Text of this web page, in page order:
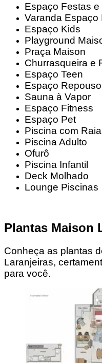
Espaço Festas e
Varanda Espaço
Espaço Kids
Playground
Praça Maison
Churrasqueira e
Espaço Teen
Espaço Repouso
Sauna à Vapor
Espaço Fitness
Espaço Pet
Piscina com
Piscina Adulto
Ofurô
Piscina Infantil
Deck Molhado
Lounge Piscinas
Plantas Maison
Conheça as plantas
Laranjeiras,
para você.